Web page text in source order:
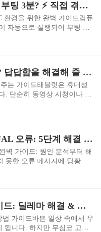
?옷장 정리는 단순히 공간을
간 절약: 옷을 찾느라 허비
수명을 연장하고, 곰팡이나
견: 잊고 있던 옷들을 발견하
. 정신..
윈도우 시작프로그램 때문에 부팅 3분? ⚡️ 직접 겪고 해결한 윈도우 시작프로그램 관리 경험 & 꿀팁 가이드
환경을 위한 완벽 가이드컴퓨
자동으로 실행되어 부팅 속
하는 경험, 다들 한 번쯤 있
문제점 및 해결방법을 상세
프로그램이란 무엇일까요?
동으로 실행되도록 설정된
하기도 하지만, 과도하게 많
어 있으면 부팅 시간을 지
태블릿 활용법, 왜 나만 몰라? 답답함을 해결해 줄 모든 정보 & 가이드!
는 가이드태블릿은 휴대성
. 단순히 동영상 시청이나 웹
, 교육 등 다양한 분야에서
인 업무 처리를 가능하게 해
이 되는 몇 가지 방법입니
Workspace 앱 활용: 워드, 엑
서 작업을 태블릿에서도 편리
IRQL_NOT_LESS_OR_EQUAL 오류: 5단계 해결 가이드 & 관련 정보 총정리
벽 가이드: 원인 분석부터 해
못한 오류 메시지에 당황하
오류는 특
하는 가이드를 제공합니다.I
무엇일까요?IRQL_NOT_LES
제에서 발생하는 심각한 오류
오늘의 건강한 간식 선택 가이드: 딜레마 해결 & 관련 정보 총정리
가이드바쁜 일상 속에서 우
됩니다. 하지만 무심코 고른